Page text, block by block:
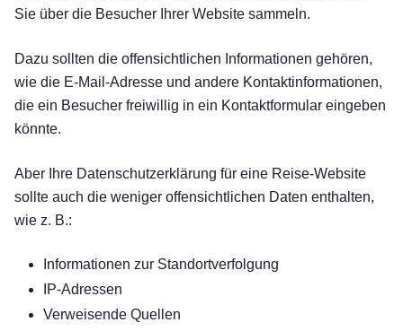
Sie über die Besucher Ihrer Website sammeln.
Dazu sollten die offensichtlichen Informationen gehören,
wie die E-Mail-Adresse und andere Kontaktinformationen,
die ein Besucher freiwillig in ein Kontaktformular eingeben
könnte.
Aber Ihre Datenschutzerklärung für eine Reise-Website
sollte auch die weniger offensichtlichen Daten enthalten,
wie z. B.:
Informationen zur Standortverfolgung
IP-Adressen
Verweisende Quellen